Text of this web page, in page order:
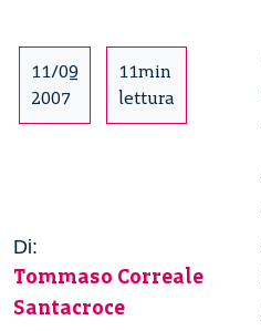
11/09
2007
11min
lettura
Di:
Tommaso Correale
Santacroce